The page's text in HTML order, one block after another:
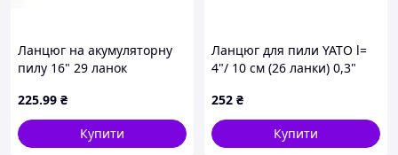
Ланцюг на акумуляторну
пилу 16" 29 ланок
225.99 ₴
Купити
Ланцюг для пили YATO l=
4"/ 10 см (26 ланки) 0,3"
828135,YT-828136 [200]
252 ₴
Купити